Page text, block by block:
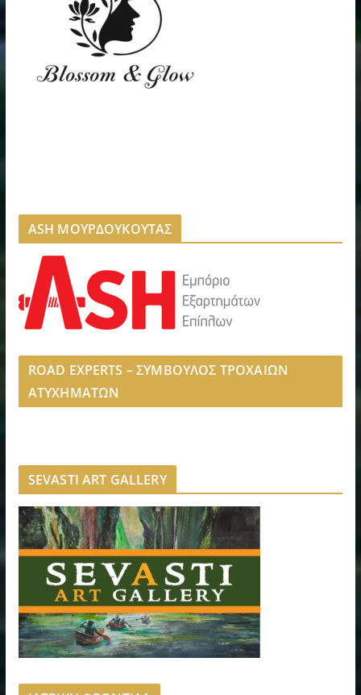
ASH ΜΟΥΡΔΟΥΚΟΥΤΑΣ
ROAD EXPERTS – ΣΥΜΒΟΥΛΟΣ ΤΡΟΧΑΙΩΝ
ΑΤΥΧΗΜΑΤΩΝ
SEVASTI ART GALLERY